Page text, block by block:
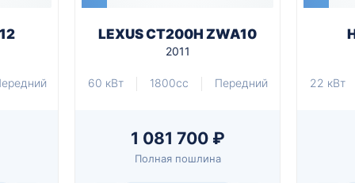
LEXUS CT200H ZWA10
2011
60 кВт 1800cc Передний
1 081 700 ₽
Полная пошлина
22 кВт